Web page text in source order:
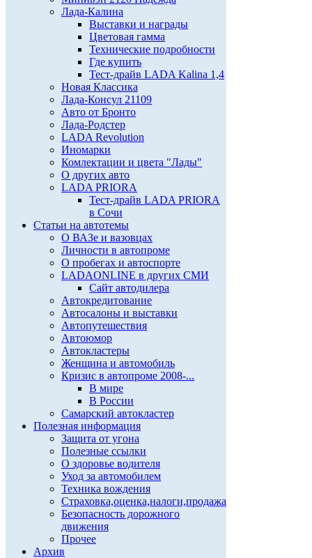
Лада-Калина
Выставки и награды
Цветовая гамма
Технические подробности
Где купить
Тест-драйв LADA Kalina 1,4
Новая Классика
Лада-Консул 21109
Авто от Бронто
Лада-Родстер
LADA Revolution
Иномарки
Комлектации и цвета "Лады"
О других авто
LADA PRIORA
Тест-драйв LADA PRIORA
в Сочи
Статьи на автотемы
О ВАЗе и вазовцах
Личности в автопроме
О пробегах и автоспорте
LADAONLINE в других СМИ
Сайт автодилера
Автокредитование
Автосалоны и выставки
Автопутешествия
Автоюмор
Автокластеры
Женщина и автомобиль
Кризис в автопроме 2008-...
В мире
В России
Самарский автокластер
Полезная информация
Защита от угона
Полезные ссылки
О здоровье водителя
Уход за автомобилем
Техника вождения
Страховка,оценка,налоги,продажа
Безопасность дорожного
движения
Прочее
Архив